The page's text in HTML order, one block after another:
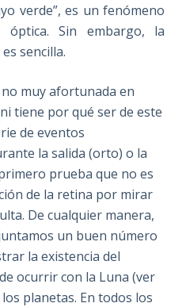
verde”, es un fenómeno
Sin embargo, la
sencilla.
muy afortunada en
tiene por qué ser de este
de eventos
la salida (orto) o la
prueba que no es
de la retina por mirar
De cualquier manera,
un buen número
la existencia del
ocurrir con la Luna (ver
planetas. En todos los